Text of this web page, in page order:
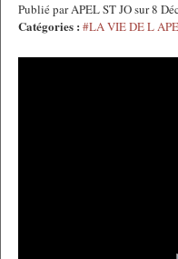
Publié par APEL ST JO sur 8
Catégories : #LA VIE DE L